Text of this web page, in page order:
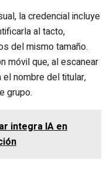
la credencial incluye
al tacto,
del mismo tamaño.
móvil que, al escanear
nombre del titular,
grupo.
integra IA en